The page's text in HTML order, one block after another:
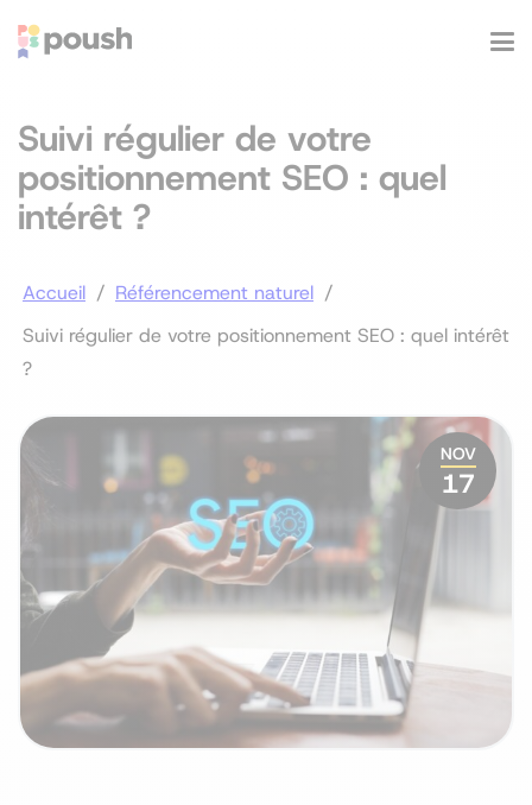
Suivi régulier de votre
positionnement SEO : quel
intérêt ?
Accueil / Référencement naturel /
Suivi régulier de votre positionnement SEO : quel intérêt
?
NOV
17